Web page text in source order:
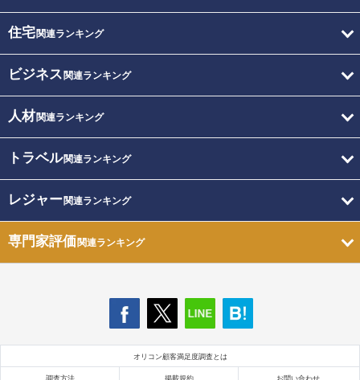
住宅関連ランキング
ビジネス 関連ランキング
人材関連ランキング
トラベル関連ランキング
レジャー関連ランキング
専門家評価関連ランキング
オリコン顧客満足度調査とは
調査方法 掲載規約 お問い合わせ